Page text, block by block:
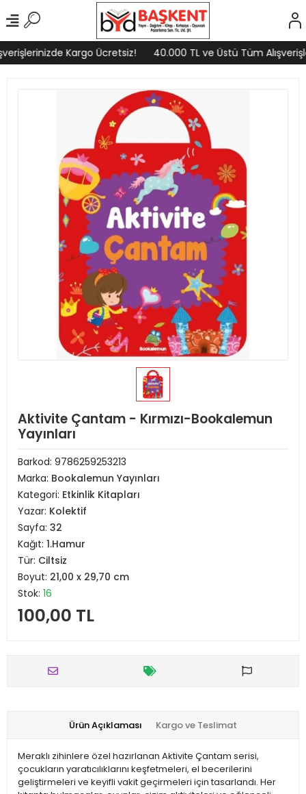
Kargo Ücretsiz! 40.000 TL ve Üstü Tüm
Aktivite Çantam - Kırmızı-Bookalemun
Yayınları
Barkod: 9786259253213
Marka: Bookalemun Yayınları
Kategori: Etkinlik Kitapları
Yazar: Kolektif
Sayfa: 32
Kağıt: 1.Hamur
Tür: Ciltsiz
Boyut: 21,00 x 29,70 cm
Stok: 16
100,00 TL
Ürün Açıklaması Kargo ve Teslimat
Meraklı zihinlere özel hazırlanan Aktivite Çantam serisi,
çocukların yaratıcılıklarını keşfetmeleri, el becerilerini
geliştirmeleri ve keyifli vakit geçirmeleri için tasarlandı. Her